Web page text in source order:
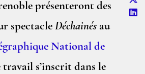
présenteront des
spectacle Déchainésau
National de
travail s’inscrit dans le